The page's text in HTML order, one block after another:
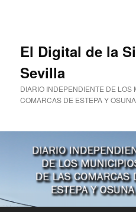
El Digital de la
Sevilla
DIARIO INDEPENDIENTE DE LOS
COMARCAS DE ESTEPA Y OSUNA